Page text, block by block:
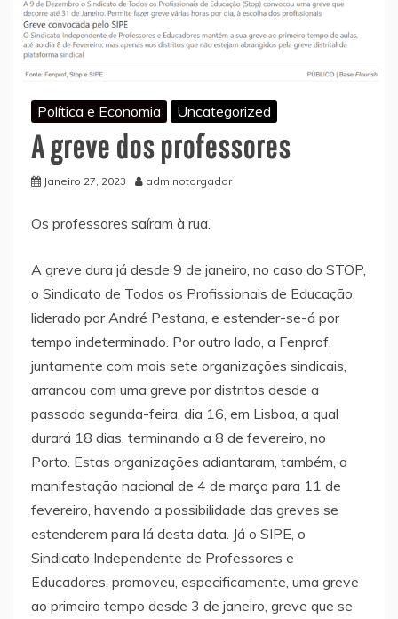
Política e Economia Uncategorized
A greve dos professores
Janeiro 27, 2023 adminotorgador
Os professores saíram à rua.
A greve dura já desde 9 de janeiro, no caso do STOP,
o Sindicato de Todos os Profissionais de Educação,
liderado por André Pestana, e estender-se-á por
tempo indeterminado. Por outro lado, a Fenprof,
juntamente com mais sete organizações sindicais,
arrancou com uma greve por distritos desde a
passada segunda-feira, dia 16, em Lisboa, a qual
durará 18 dias, terminando a 8 de fevereiro, no
Porto. Estas organizações adiantaram, também, a
manifestação nacional de 4 de março para 11 de
fevereiro, havendo a possibilidade das greves se
estenderem para lá desta data. Já o SIPE, o
Sindicato Independente de Professores e
Educadores, promoveu, especificamente, uma greve
ao primeiro tempo desde 3 de janeiro, greve que se